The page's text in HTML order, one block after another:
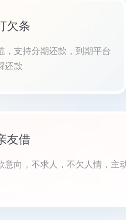
欠条
，支持分期还款，到期平台
还款
友借
意向，不求人，不欠人情，主